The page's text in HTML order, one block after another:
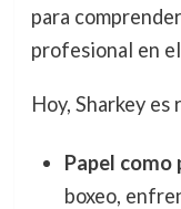
para
profesional en
Hoy, Sharkey es
Papel como
boxeo,